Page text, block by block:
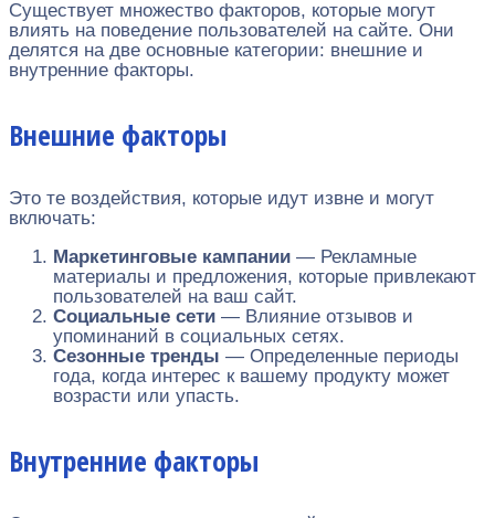
Существует множество факторов, которые могут
влиять на поведение пользователей на сайте. Они
делятся на две основные категории: внешние и
внутренние факторы.
Внешние факторы
Это те воздействия, которые идут извне и могут
включать:
Маркетинговые кампании — Рекламные
материалы и предложения, которые привлекают
пользователей на ваш сайт.
Социальные сети — Влияние отзывов и
упоминаний в социальных сетях.
Сезонные тренды — Определенные периоды
года, когда интерес к вашему продукту может
возрасти или упасть.
Внутренние факторы